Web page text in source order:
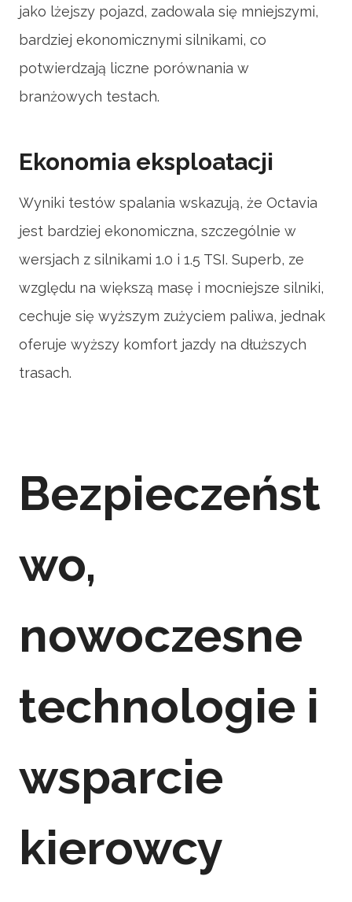
jako lżejszy pojazd, zadowala się mniejszymi,
bardziej ekonomicznymi silnikami, co
potwierdzają liczne porównania w
branżowych testach.
Ekonomia eksploatacji
Wyniki testów spalania wskazują, że Octavia
jest bardziej ekonomiczna, szczególnie w
wersjach z silnikami 1.0 i 1.5 TSI. Superb, ze
względu na większą masę i mocniejsze silniki,
cechuje się wyższym zużyciem paliwa, jednak
oferuje wyższy komfort jazdy na dłuższych
trasach.
Bezpieczeńst
wo,
nowoczesne
technologie i
wsparcie
kierowcy